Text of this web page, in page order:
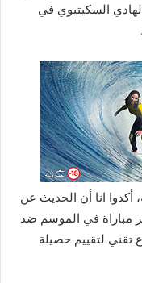
السكيتيوي في
انا أن الحديث عن
مباراة في الموسم ضد
تقني لتقييم حصيلة